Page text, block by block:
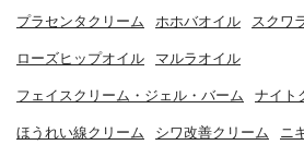
プラセンタクリーム ホホバオイル スクワ
ローズヒップオイル マルラオイル
フェイスクリーム・ジェル・バーム ナイト
ほうれい線クリーム シワ改善クリーム ニ